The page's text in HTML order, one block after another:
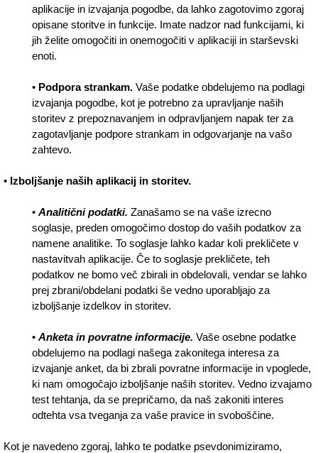
aplikacije in izvajanja pogodbe, da lahko zagotovimo zgoraj
opisane storitve in funkcije. Imate nadzor nad funkcijami, ki
jih želite omogočiti in onemogočiti v aplikaciji in starševski
enoti.
• Podpora strankam. Vaše podatke obdelujemo na podlagi
izvajanja pogodbe, kot je potrebno za upravljanje naših
storitev z prepoznavanjem in odpravljanjem napak ter za
zagotavljanje podpore strankam in odgovarjanje na vašo
zahtevo.
• Izboljšanje naših aplikacij in storitev.
•Analitični podatki. Zanašamo se na vaše izrecno
soglasje, preden omogočimo dostop do vaših podatkov za
namene analitike. To soglasje lahko kadar koli prekličete v
nastavitvah aplikacije. Če to soglasje prekličete, teh
podatkov ne bomo več zbirali in obdelovali, vendar se lahko
prej zbrani/obdelani podatki še vedno uporabljajo za
izboljšanje izdelkov in storitev.
•Anketa in povratne informacije. Vaše osebne podatke
obdelujemo na podlagi našega zakonitega interesa za
izvajanje anket, da bi zbrali povratne informacije in vpoglede,
ki nam omogočajo izboljšanje naših storitev. Vedno izvajamo
test tehtanja, da se prepričamo, da naš zakoniti interes
odtehta vsa tveganja za vaše pravice in svoboščine.
Kot je navedeno zgoraj, lahko te podatke psevdonimiziramo,